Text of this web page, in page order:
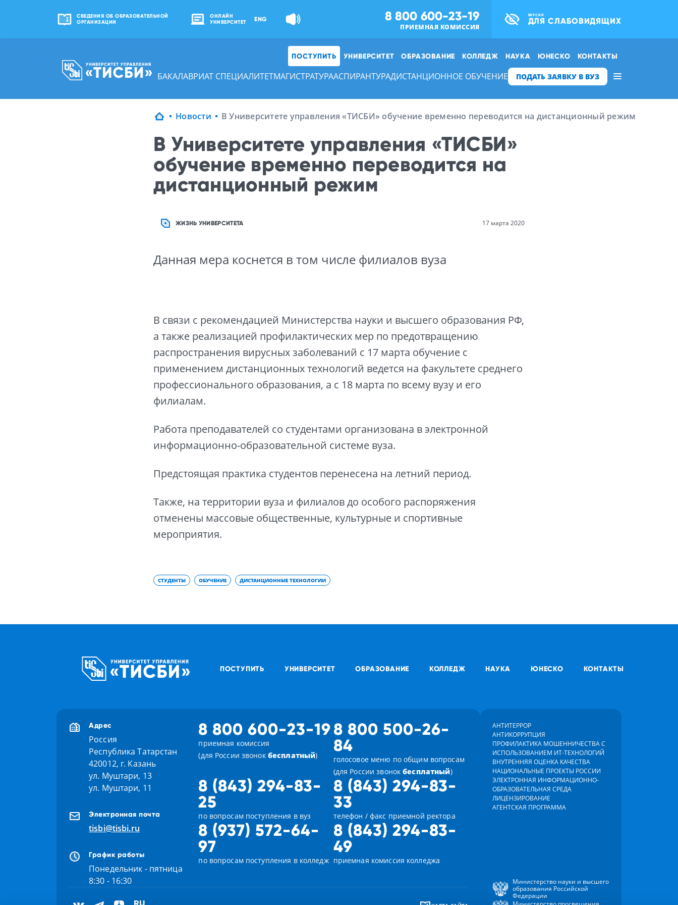
СВЕДЕНИЯ ОБ ОБРАЗОВАТЕЛЬНОЙ
ОРГАНИЗАЦИИ
ОНЛАЙН
УНИВЕРСИТЕТ
ENG 8 800 600-23-19
ПРИЕМНАЯ КОМИССИЯ
ВЕРСИЯ
ДЛЯ СЛАБОВИДЯЩИХ
ПОСТУПИТЬ УНИВЕРСИТЕТ ОБРАЗОВАНИЕ КОЛЛЕДЖ НАУКА ЮНЕСКО КОНТАКТЫ
БАКАЛАВРИАТ СПЕЦИАЛИТЕТМАГИСТРАТУРААСПИРАНТУРАДИСТАНЦИОННОЕ ОБУЧЕНИЕ ПОДАТЬ ЗАЯВКУ В ВУЗ
Новости В Университете управления «ТИСБИ» обучение временно переводится на дистанционный режим
В Университете управления «ТИСБИ»
обучение временно переводится на
дистанционный режим
ЖИЗНЬ УНИВЕРСИТЕТА 17 марта 2020
Данная мера коснется в том числе филиалов вуза
В связи с рекомендацией Министерства науки и высшего образования РФ,
а также реализацией профилактических мер по предотвращению
распространения вирусных заболеваний с 17 марта обучение с
применением дистанционных технологий ведется на факультете среднего
профессионального образования, а с 18 марта по всему вузу и его
филиалам.
Работа преподавателей со студентами организована в электронной
информационно-образовательной системе вуза.
Предстоящая практика студентов перенесена на летний период.
Также, на территории вуза и филиалов до особого распоряжения
отменены массовые общественные, культурные и спортивные
мероприятия.
СТУДЕНТЫ ОБУЧЕНИЕ ДИСТАНЦИОННЫЕ ТЕХНОЛОГИИ
ПОСТУПИТЬ УНИВЕРСИТЕТ ОБРАЗОВАНИЕ КОЛЛЕДЖ НАУКА ЮНЕСКО КОНТАКТЫ
Адрес
Россия
Республика Татарстан
420012, г. Казань
ул. Муштари, 13
ул. Муштари, 11
Электронная почта
tisbi@tisbi.ru
График работы
Понедельник - пятница
8:30 - 16:30
8 800 600-23-19
приемная комиссия
(для России звонок бесплатный)
8 800 500-26-
84
голосовое меню по общим вопросам
(для России звонокбесплатный)
8 (843) 294-83-
25
по вопросам поступления в вуз
8 (843) 294-83-
33
телефон / факс приемной ректора
8 (937) 572-64-
97
по вопросам поступления в колледж
8 (843) 294-83-
49
приемная комиссия колледжа
АНТИТЕРРОР
АНТИКОРРУПЦИЯ
ПРОФИЛАКТИКА МОШЕННИЧЕСТВА С
ИСПОЛЬЗОВАНИЕМ ИТ-ТЕХНОЛОГИЙ
ВНУТРЕННЯЯ ОЦЕНКА КАЧЕСТВА
НАЦИОНАЛЬНЫЕ ПРОЕКТЫ РОССИИ
ЭЛЕКТРОННАЯ ИНФОРМАЦИОННО-
ОБРАЗОВАТЕЛЬНАЯ СРЕДА
ЛИЦЕНЗИРОВАНИЕ
АГЕНТСКАЯ ПРОГРАММА
Министерство науки и высшего
образования Российской
Федерации